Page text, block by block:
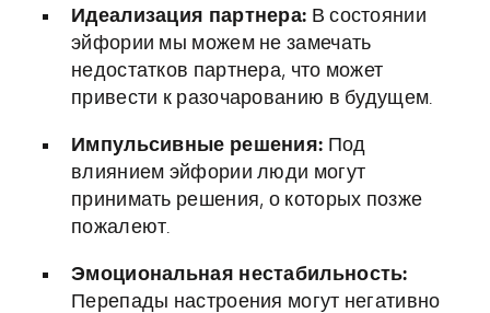
Идеализация партнера: В состоянии
эйфории мы можем не замечать
недостатков партнера, что может
привести к разочарованию в будущем.
Импульсивные решения: Под
влиянием эйфории люди могут
принимать решения, о которых позже
пожалеют.
Эмоциональная нестабильность:
Перепады настроения могут негативно